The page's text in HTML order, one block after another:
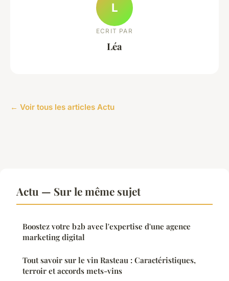
L
ECRIT PAR
Léa
← Voir tous les articles Actu
Actu — Sur le même sujet
Boostez votre b2b avec l'expertise d'une agence
marketing digital
Tout savoir sur le vin Rasteau : Caractéristiques,
terroir et accords mets-vins